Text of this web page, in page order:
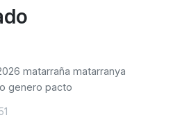
matarraña matarranya
genero pacto